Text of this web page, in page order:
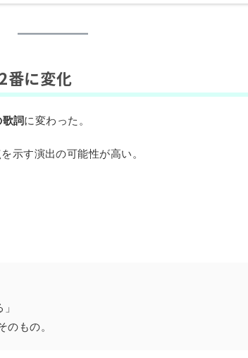
番に変化
詞に変わった。
示す演出の可能性が高い。
もの。